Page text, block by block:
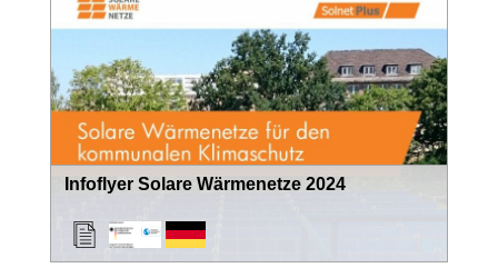
Infoflyer Solare Wärmenetze 2024